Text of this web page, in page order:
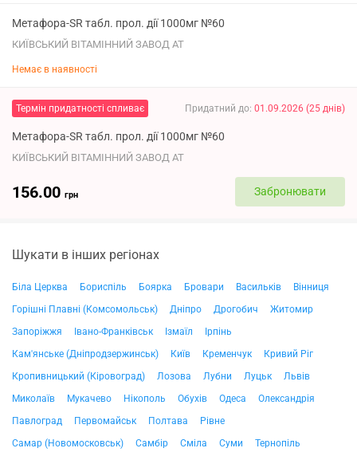
Метафора-SR табл. прол. дії 1000мг №60
КИЇВСЬКИЙ ВІТАМІННИЙ ЗАВОД АТ
Немає в наявності
Термін придатності спливає Придатний до: 01.09.2026 (25 днів)
Метафора-SR табл. прол. дії 1000мг №60
КИЇВСЬКИЙ ВІТАМІННИЙ ЗАВОД АТ
156.00 грн Забронювати
Шукати в інших регіонах
Біла Церква Бориспіль Боярка Бровари Васильків
Вінниця
Горішні Плавні (Комсомольськ)
Дніпро Дрогобич
Житомир
Запоріжжя
Івано-Франківськ Ізмаїл
Ірпінь
Кам'янське (Дніпродзержинськ)
Київ Кременчук
Кривий Ріг
Кропивницький (Кіровоград)
Лозова Лубни Луцьк
Львів
Миколаїв
Мукачево Нікополь Обухів Одеса
Олександрія
Павлоград
Первомайськ Полтава
Рівне
Самар (Новомосковськ)
Самбір Сміла Суми
Тернопіль